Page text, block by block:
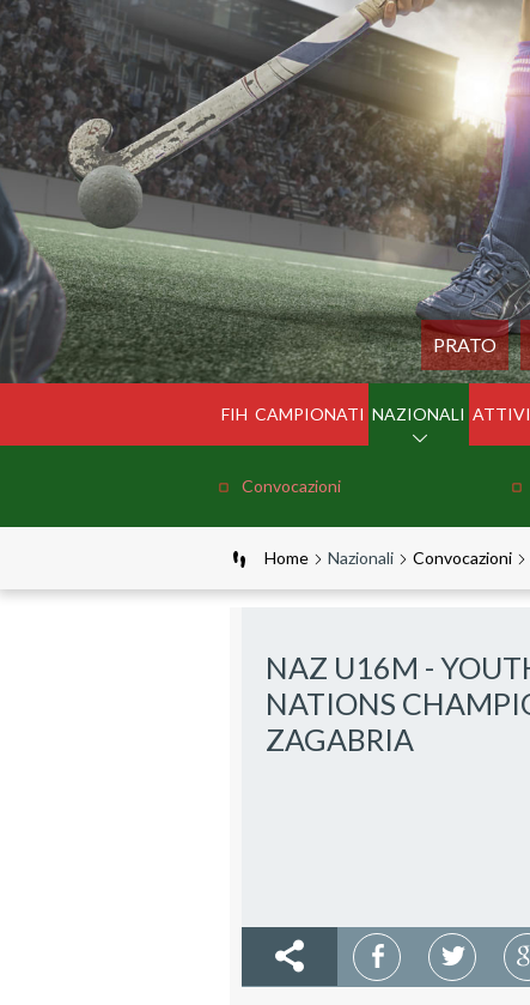
PRATO
FIH CAMPIONATI NAZIONALI
Convocazioni
Home Nazionali Convocazioni
NAZ U16M -
NATIONS
ZAGABRIA